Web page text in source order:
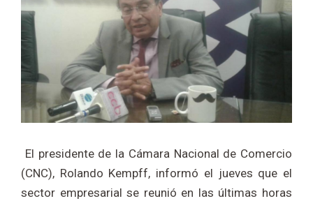
El presidente de la Cámara Nacional de Comercio
(CNC), Rolando Kempff, informó el jueves que el
sector empresarial se reunió en las últimas horas